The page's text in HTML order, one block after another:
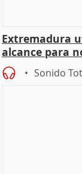
Extremadura
alcance para
Sonido